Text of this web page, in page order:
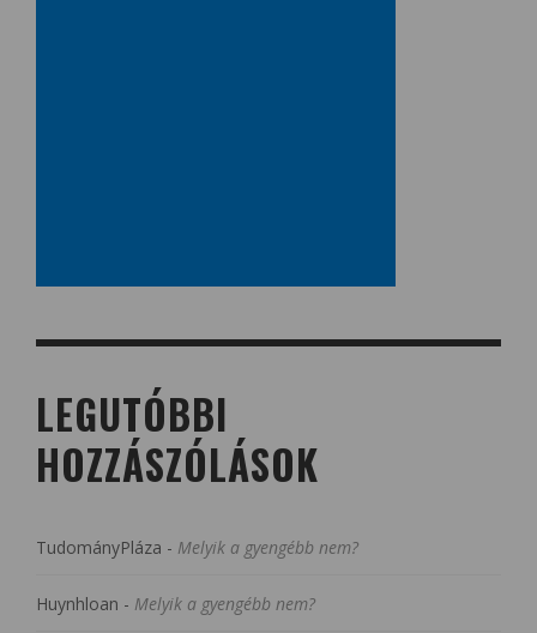
LEGUTÓBBI
HOZZÁSZÓLÁSOK
TudományPláza - Melyik a gyengébb nem?
Huynhloan - Melyik a gyengébb nem?